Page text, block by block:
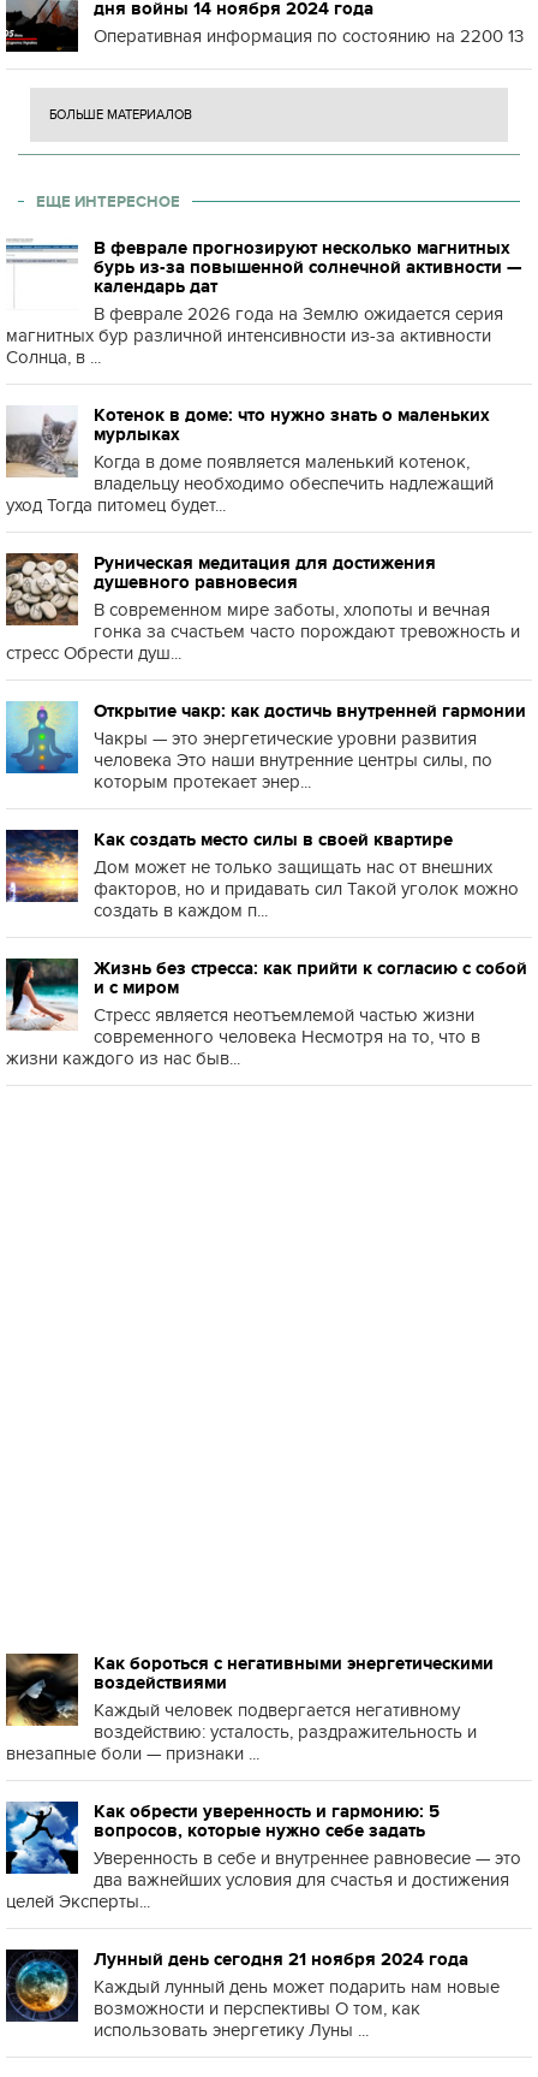
дня войны 14 ноября 2024 года
Оперативная информация по состоянию на 2200 13
БОЛЬШЕ МАТЕРИАЛОВ
ЕЩЕ ИНТЕРЕСНОЕ
В феврале прогнозируют несколько магнитных
бурь из-за повышенной солнечной активности —
календарь дат
В феврале 2026 года на Землю ожидается серия
магнитных бур различной интенсивности из-за активности
Солнца, в ...
Котенок в доме: что нужно знать о маленьких
мурлыках
Когда в доме появляется маленький котенок,
владельцу необходимо обеспечить надлежащий
уход Тогда питомец будет...
Руническая медитация для достижения
душевного равновесия
В современном мире заботы, хлопоты и вечная
гонка за счастьем часто порождают тревожность и
стресс Обрести душ...
Открытие чакр: как достичь внутренней гармонии
Чакры — это энергетические уровни развития
человека Это наши внутренние центры силы, по
которым протекает энер...
Как создать место силы в своей квартире
Дом может не только защищать нас от внешних
факторов, но и придавать сил Такой уголок можно
создать в каждом п...
Жизнь без стресса: как прийти к согласию с собой
и с миром
Стресс является неотъемлемой частью жизни
современного человека Несмотря на то, что в
жизни каждого из нас быв...
Как бороться с негативными энергетическими
воздействиями
Каждый человек подвергается негативному
воздействию: усталость, раздражительность и
внезапные боли — признаки ...
Как обрести уверенность и гармонию: 5
вопросов, которые нужно себе задать
Уверенность в себе и внутреннее равновесие — это
два важнейших условия для счастья и достижения
целей Эксперты...
Лунный день сегодня 21 ноября 2024 года
Каждый лунный день может подарить нам новые
возможности и перспективы О том, как
использовать энергетику Луны ...